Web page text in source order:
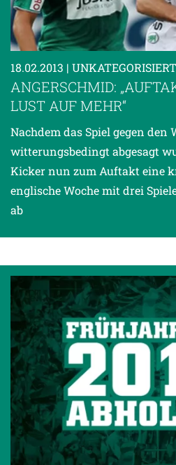
18.02.2013 | UNKATEGORISIERT
ANGERSCHMID:
LUST AUF MEHR“
Nachdem das Spiel gegen den
witterungsbedingt abgesagt
Kicker nun zum Auftakt eine
englische Woche mit drei
ab